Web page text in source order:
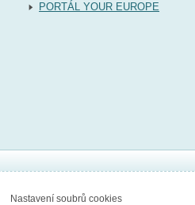
PORTÁL YOUR EUROPE
Nastavení soubrů cookies